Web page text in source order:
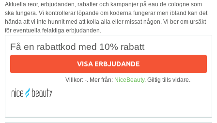
Aktuella reor, erbjudanden, rabatter och kampanjer på eau de cologne som
ska fungera. Vi kontrollerar löpande om koderna fungerar men ibland kan det
hända att vi inte hunnit med att kolla alla eller missat någon. Vi ber om ursäkt
för eventuella felaktiga erbjudanden.
Få en rabattkod med 10% rabatt
VISA ERBJUDANDE
Villkor: -. Mer från: NiceBeauty. Giltig tills vidare.